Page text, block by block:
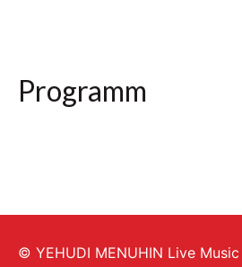
Programm
© YEHUDI MENUHIN Live